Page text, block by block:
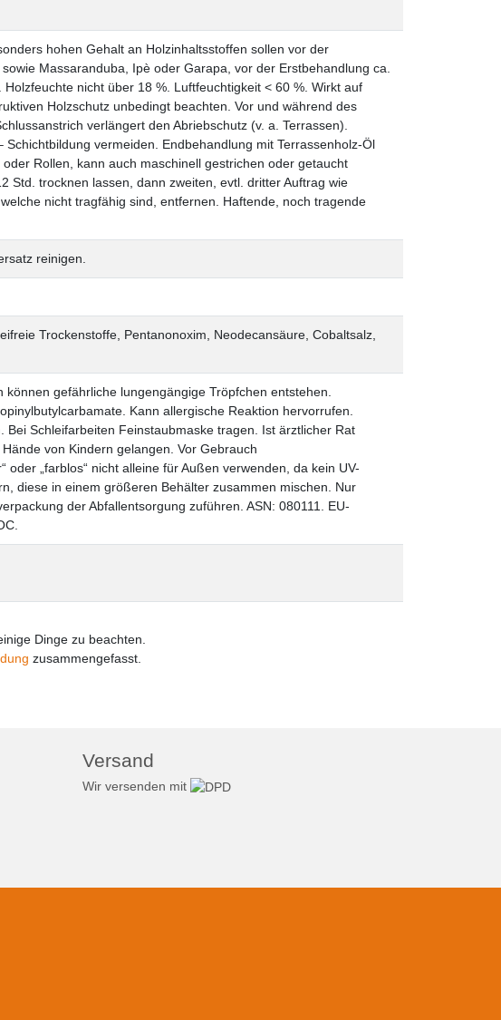
hohen Gehalt an Holzinhaltsstoffen sollen vor der
Massaranduba, Ipè oder Garapa, vor der Erstbehandlung ca.
nicht über 18 %. Luftfeuchtigkeit < 60 %. Wirkt auf
Holzschutz unbedingt beachten. Vor und während des
verlängert den Abriebschutz (v. a. Terrassen).
vermeiden. Endbehandlung mit Terrassenholz-Öl
Rollen, kann auch maschinell gestrichen oder getaucht
Std. trocknen lassen, dann zweiten, evtl. dritter Auftrag wie
nicht tragfähig sind, entfernen. Haftende, noch tragende
reinigen.
Trockenstoffe, Pentanonoxim, Neodecansäure, Cobaltsalz,
gefährliche lungengängige Tröpfchen entstehen.
Kann allergische Reaktion hervorrufen.
Schleifarbeiten Feinstaubmaske tragen. Ist ärztlicher Rat
von Kindern gelangen. Vor Gebrauch
„farblos“ nicht alleine für Außen verwenden, da kein UV-
diese in einem größeren Behälter zusammen mischen. Nur
der Abfallentsorgung zuführen. ASN: 080111. EU-
Dinge zu beachten.
zusammengefasst.
Versand
Wir versenden mit